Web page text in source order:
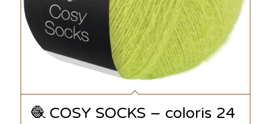
🧶 COSY SOCKS – coloris 24